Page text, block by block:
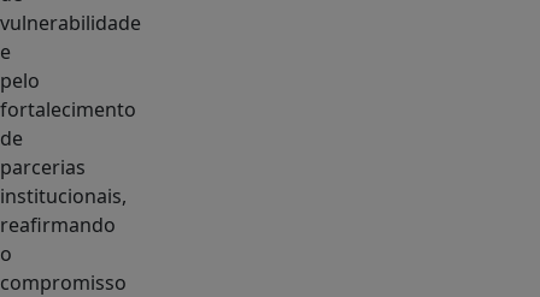
vulnerabilidade
e
pelo
fortalecimento
de
parcerias
institucionais,
reafirmando
o
compromisso